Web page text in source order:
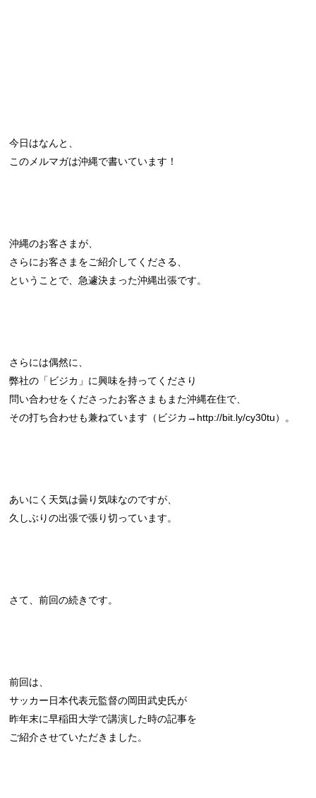
今日はなんと、
このメルマガは沖縄で書いています！
沖縄のお客さまが、
さらにお客さまをご紹介してくださる、
ということで、急遽決まった沖縄出張です。
さらには偶然に、
弊社の「ビジカ」に興味を持ってくださり
問い合わせをくださったお客さまもまた沖縄在住で、
その打ち合わせも兼ねています（ビジカ→http://bit.ly/cy30tu）。
あいにく天気は曇り気味なのですが、
久しぶりの出張で張り切っています。
さて、前回の続きです。
前回は、
サッカー日本代表元監督の岡田武史氏が
昨年末に早稲田大学で講演した時の記事を
ご紹介させていただきました。